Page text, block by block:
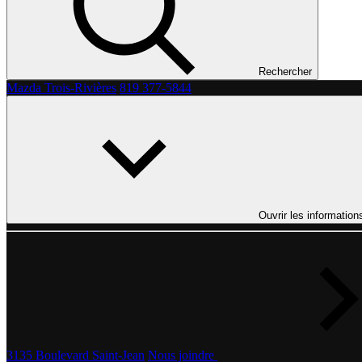
Rechercher
Mazda Trois-Rivières 819 377-5844
Ouvrir les
3135 Boulevard Saint-Jean Nous joindre